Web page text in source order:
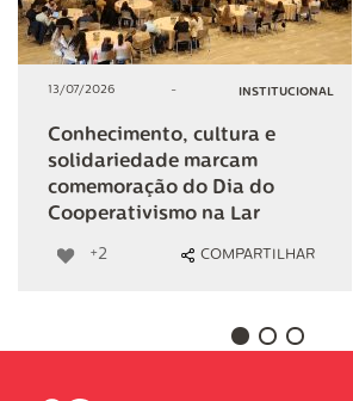
13/07/2026 - INSTITUCIONAL
Conhecimento, cultura e
solidariedade marcam
comemoração do Dia do
Cooperativismo na Lar
+2 COMPARTILHAR